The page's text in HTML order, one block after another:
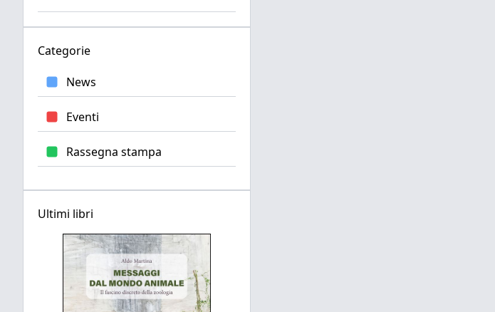
Categorie
News
Eventi
Rassegna stampa
Ultimi libri